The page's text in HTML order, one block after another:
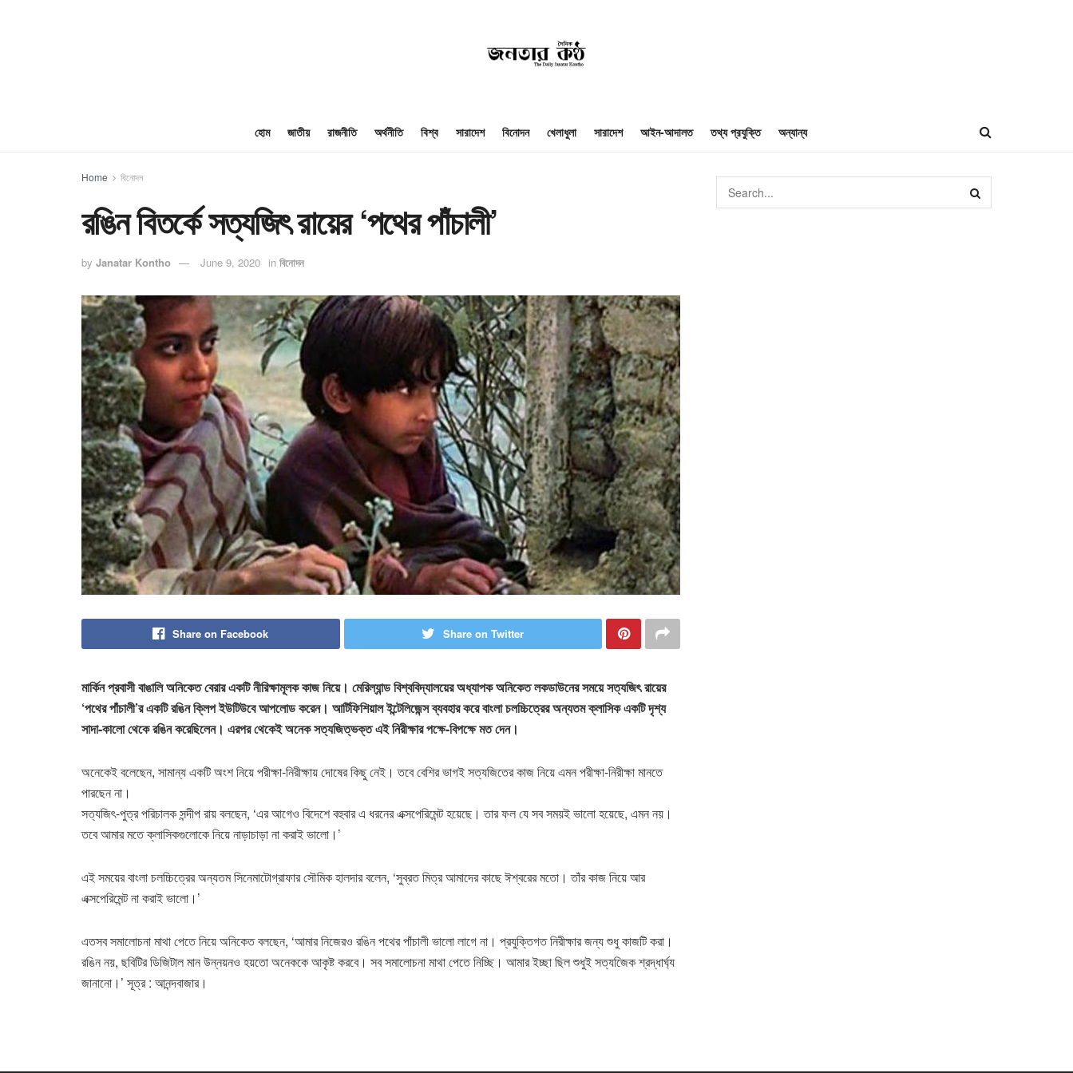
হোম জাতীয় রাজনীতি অর্থনীতি বিশ্ব সারাদেশ বিনোদন খেলাধুলা সারাদেশ আইন-আদালত তথ্য প্রযুক্তি অন্যান্য
Home বিনোদন
রঙিন বিতর্কে সত্যজিৎ রায়ের ‘পথের পাঁচালী’
by Janatar Kontho June 9, 2020 in বিনোদন
Share on Facebook Share on Twitter
মার্কিন প্রবাসী বাঙালি অনিকেত বেরার একটি নীরিক্ষামূলক কাজ নিয়ে। মেরিল্যান্ড বিশ্ববিদ্যালয়ের অধ্যাপক অনিকেত লকডাউনের সময়ে সত্যজিৎ রায়ের
‘পথের পাঁচালী’র একটি রঙিন ক্লিপ ইউটিউবে আপলোড করেন। আর্টিফিশিয়াল ইন্টেলিজেন্স ব্যবহার করে বাংলা চলচ্চিত্রের অন্যতম ক্লাসিক একটি দৃশ্য
সাদা-কালো থেকে রঙিন করেছিলেন। এরপর থেকেই অনেক সত্যজিত্ভক্ত এই নিরীক্ষার পক্ষে-বিপক্ষে মত দেন।
অনেকেই বলেছেন, সামান্য একটি অংশ নিয়ে পরীক্ষা-নিরীক্ষায় দোষের কিছু নেই। তবে বেশির ভাগই সত্যজিতের কাজ নিয়ে এমন পরীক্ষা-নিরীক্ষা মানতে
পারছেন না।
সত্যজিৎ-পুত্র পরিচালক সন্দীপ রায় বলছেন, ‘এর আগেও বিদেশে বহুবার এ ধরনের এক্সপেরিমেন্ট হয়েছে। তার ফল যে সব সময়ই ভালো হয়েছে, এমন নয়।
তবে আমার মতে ক্লাসিকগুলোকে নিয়ে নাড়াচাড়া না করাই ভালো।’
এই সময়ের বাংলা চলচ্চিত্রের অন্যতম সিনেমাটোগ্রাফার সৌমিক হালদার বলেন, ‘সুব্রত মিত্র আমাদের কাছে ঈশ্বরের মতো। তাঁর কাজ নিয়ে আর
এক্সপেরিমেন্ট না করাই ভালো।’
এতসব সমালোচনা মাথা পেতে নিয়ে অনিকেত বলছেন, ‘আমার নিজেরও রঙিন পথের পাঁচালী ভালো লাগে না। প্রযুক্তিগত নিরীক্ষার জন্য শুধু কাজটি করা।
রঙিন নয়, ছবিটির ডিজিটাল মান উন্নয়নও হয়তো অনেককে আকৃষ্ট করবে। সব সমালোচনা মাথা পেতে নিচ্ছি। আমার ইচ্ছা ছিল শুধুই সত্যজিেক শ্রদ্ধার্ঘ্য
জানানো।’ সূত্র : আনন্দবাজার।